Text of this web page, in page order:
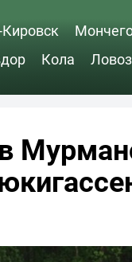
Кола